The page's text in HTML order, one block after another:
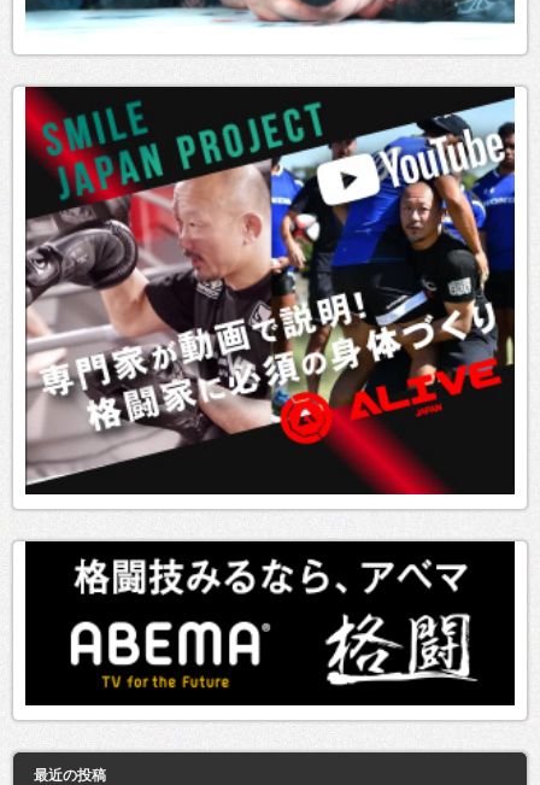
最近の投稿